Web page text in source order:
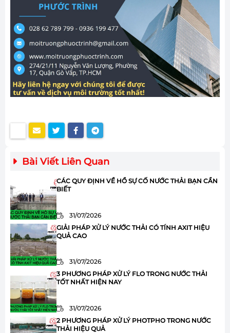
Bài Viết Liên Quan
CÁC QUY ĐỊNH VỀ HỒ SỰ CỐ NƯỚC THẢI BẠN CẦN
BIẾT
31/07/2026
GIẢI PHÁP XỬ LÝ NƯỚC THẢI CÓ TÍNH AXIT HIỆU
QUẢ CAO
31/07/2026
3 PHƯƠNG PHÁP XỬ LÝ FLO TRONG NƯỚC THẢI
TỐT NHẤT HIỆN NAY
31/07/2026
2 PHƯƠNG PHÁP XỬ LÝ PHOTPHO TRONG NƯỚC
THẢI HIỆU QUẢ